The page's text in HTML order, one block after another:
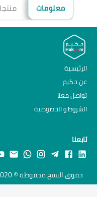
معلومات
الرئيسية
عن حكيم
تواصل معنا
الشروط و الخصوصية
تابعنا
حقوق النسخ محفوظة © 2020 لدى